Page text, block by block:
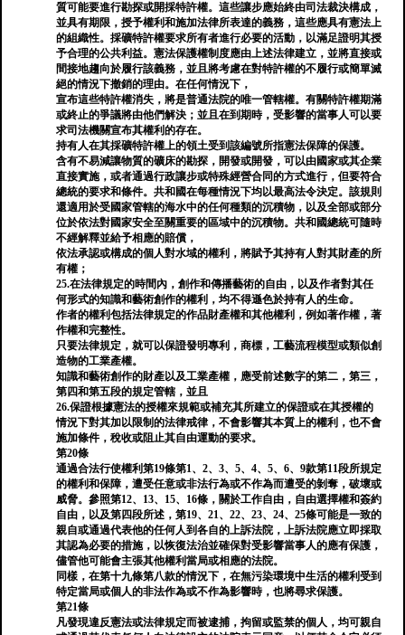
質可能要進行勘探或開採特許權。這些讓步應始終由司法裁決構成，
並具有期限，授予權利和施加法律所表達的義務，這些應具有憲法上
的組織性。採礦特許權要求所有者進行必要的活動，以滿足證明其授
予合理的公共利益。憲法保護權制度應由上述法律建立，並將直接或
間接地趨向於履行該義務，並且將考慮在對特許權的不履行或簡單滅
絕的情況下撤銷的理由。在任何情況下，
宣布這些特許權消失，將是普通法院的唯一管轄權。有關特許權期滿
或終止的爭議將由他們解決；並且在到期時，受影響的當事人可以要
求司法機關宣布其權利的存在。
持有人在其採礦特許權上的領土受到該編號所指憲法保障的保護。
含有不易減讓物質的礦床的勘探，開發或開發，可以由國家或其企業
直接實施，或者通過行政讓步或特殊經營合同的方式進行，但要符合
總統的要求和條件。共和國在每種情況下均以最高法令決定。該規則
還適用於受國家管轄的海水中的任何種類的沉積物，以及全部或部分
位於依法對國家安全至關重要的區域中的沉積物。共和國總統可隨時
不經解釋並給予相應的賠償，
依法承認或構成的個人對水域的權利，將賦予其持有人對其財產的所
有權；
25.在法律規定的時間內，創作和傳播藝術的自由，以及作者對其任
何形式的知識和藝術創作的權利，均不得遜色於持有人的生命。
作者的權利包括法律規定的作品財產權和其他權利，例如著作權，著
作權和完整性。
只要法律規定，就可以保證發明專利，商標，工藝流程模型或類似創
造物的工業產權。
知識和藝術創作的財產以及工業產權，應受前述數字的第二，第三，
第四和第五段的規定管轄，並且
26.保證根據憲法的授權來規範或補充其所建立的保證或在其授權的
情況下對其加以限制的法律戒律，不會影響其本質上的權利，也不會
施加條件，稅收或阻止其自由運動的要求。
第20條
通過合法行使權利第19條第1、2、3、5、4、5、6、9款第11段所規定
的權利和保障，遭受任意或非法行為或不作為而遭受的剝奪，破壞或
威脅。參照第12、13、15、16條，關於工作自由，自由選擇權和簽約
自由，以及第四段所述，第19、21、22、23、24、25條可能是一致的
親自或通過代表他的任何人到各自的上訴法院，上訴法院應立即採取
其認為必要的措施，以恢復法治並確保對受影響當事人的應有保護，
儘管他可能會主張其他權利當局或相應的法院。
同樣，在第十九條第八款的情況下，在無污染環境中生活的權利受到
特定當局或個人的非法作為或不作為影響時，也將尋求保護。
第21條
凡發現違反憲法或法律規定而被逮捕，拘留或監禁的個人，均可親自